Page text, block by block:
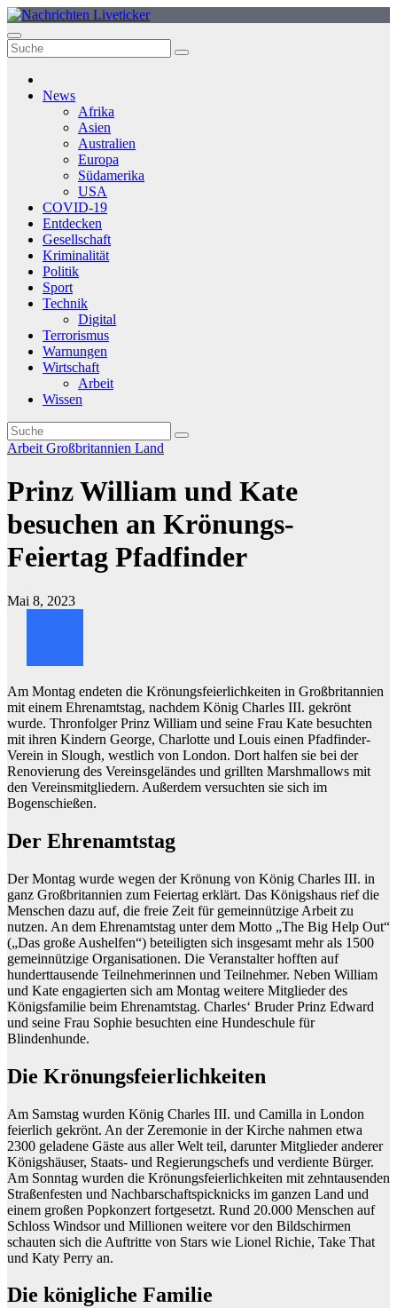
Zum
Inhalt
springen
News
Afrika
Asien
Australien
Europa
Südamerika
USA
COVID-19
Entdecken
Gesellschaft
Kriminalität
Politik
Sport
Technik
Digital
Terrorismus
Warnungen
Wirtschaft
Arbeit
Wissen
Arbeit Großbritannien Land
Prinz William und Kate
besuchen an Krönungs-
Feiertag Pfadfinder
Mai 8, 2023
Am Montag endeten die Krönungsfeierlichkeiten in Großbritannien
mit einem Ehrenamtstag, nachdem König Charles III. gekrönt
wurde. Thronfolger Prinz William und seine Frau Kate besuchten
mit ihren Kindern George, Charlotte und Louis einen Pfadfinder-
Verein in Slough, westlich von London. Dort halfen sie bei der
Renovierung des Vereinsgeländes und grillten Marshmallows mit
den Vereinsmitgliedern. Außerdem versuchten sie sich im
Bogenschießen.
Der Ehrenamtstag
Der Montag wurde wegen der Krönung von König Charles III. in
ganz Großbritannien zum Feiertag erklärt. Das Königshaus rief die
Menschen dazu auf, die freie Zeit für gemeinnützige Arbeit zu
nutzen. An dem Ehrenamtstag unter dem Motto „The Big Help Out“
(„Das große Aushelfen“) beteiligten sich insgesamt mehr als 1500
gemeinnützige Organisationen. Die Veranstalter hofften auf
hunderttausende Teilnehmerinnen und Teilnehmer. Neben William
und Kate engagierten sich am Montag weitere Mitglieder des
Königsfamilie beim Ehrenamtstag. Charles‘ Bruder Prinz Edward
und seine Frau Sophie besuchten eine Hundeschule für
Blindenhunde.
Die Krönungsfeierlichkeiten
Am Samstag wurden König Charles III. und Camilla in London
feierlich gekrönt. An der Zeremonie in der Kirche nahmen etwa
2300 geladene Gäste aus aller Welt teil, darunter Mitglieder anderer
Königshäuser, Staats- und Regierungschefs und verdiente Bürger.
Am Sonntag wurden die Krönungsfeierlichkeiten mit zehntausenden
Straßenfesten und Nachbarschaftspicknicks im ganzen Land und
einem großen Popkonzert fortgesetzt. Rund 20.000 Menschen auf
Schloss Windsor und Millionen weitere vor den Bildschirmen
schauten sich die Auftritte von Stars wie Lionel Richie, Take That
und Katy Perry an.
Die königliche Familie